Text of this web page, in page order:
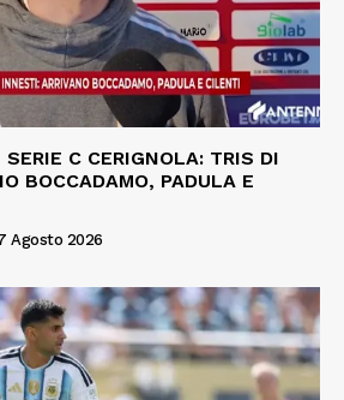
C CERIGNOLA: TRIS DI
BOCCADAMO, PADULA E
Agosto 2026